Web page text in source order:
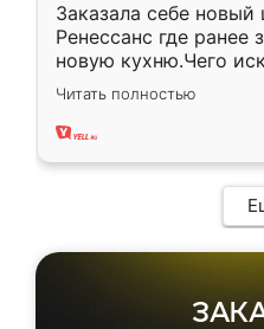
Заказала себе
Ренессанс где ранее
новую кухню.Чего
вполне довольна.
два года, нареканий
Читать полностью